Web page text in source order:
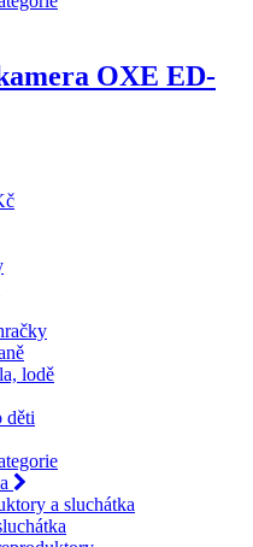
OXE ED-
lodě
děti
a sluchátka